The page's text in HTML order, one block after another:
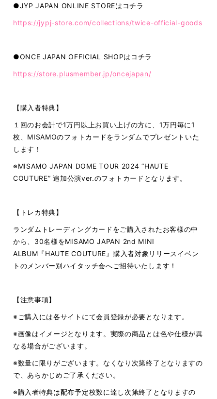
●JYP JAPAN ONLINE STOREはコチラ
https://jypj-store.com/collections/twice-official-goods
●ONCE JAPAN OFFICIAL SHOPはコチラ
https://store.plusmember.jp/oncejapan/
【購入者特典】
１回のお会計で1万円以上お買い上げの方に、1万円毎に1
枚、MISAMOのフォトカードをランダムでプレゼントいた
します！
※MISAMO JAPAN DOME TOUR 2024 “HAUTE
COUTURE” 追加公演ver.のフォトカードとなります。
【トレカ特典】
ランダムトレーディングカードをご購入されたお客様の中
から、30名様をMISAMO JAPAN 2nd MINI
ALBUM『HAUTE COUTURE』購入者対象リリースイベン
トのメンバー別ハイタッチ会へご招待いたします！
【注意事項】
※ご購入には各サイトにて会員登録が必要となります。
※画像はイメージとなります。実際の商品とは色や仕様が異
なる場合がございます。
※数量に限りがございます。なくなり次第終了となりますの
で、あらかじめご了承ください。
※購入者特典は配布予定枚数に達し次第終了となりますの